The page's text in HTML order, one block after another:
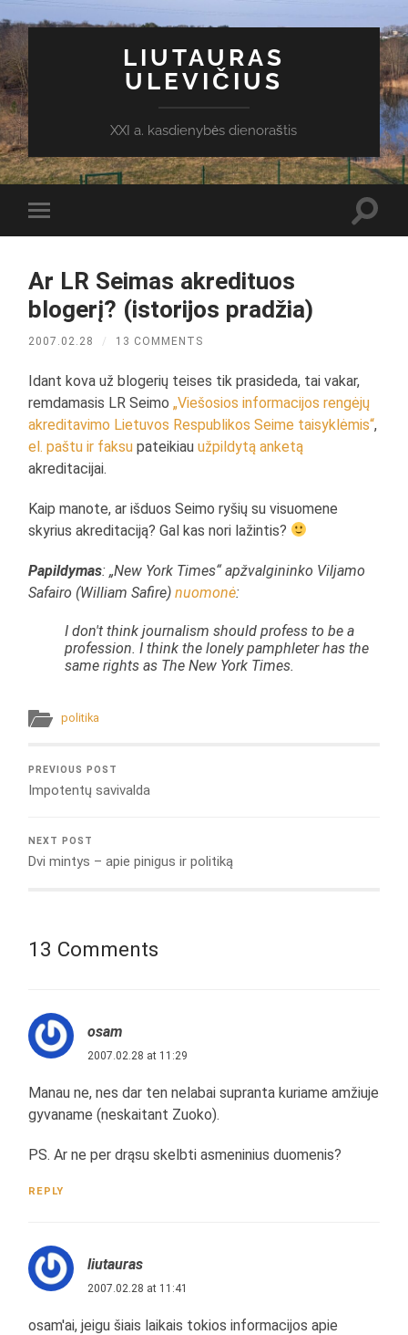
LIUTAURAS
ULEVIČIUS
XXI a. kasdienybės dienoraštis
Toggle
mobile
Ar LR Seimas akredituos
blogerį? (istorijos pradžia)
2007.02.28 / 13 COMMENTS
Idant kova už blogerių teises tik prasideda, tai vakar,
remdamasis LR Seimo„Viešosios informacijos rengėjų
akreditavimo Lietuvos Respublikos Seime taisyklėmis“,
el. paštu ir faksu pateikiauužpildytą anketą
akreditacijai.
Kaip manote, ar išduos Seimo ryšių su visuomene
skyrius akreditaciją? Gal kas nori lažintis?
Papildymas: „New York Times“ apžvalgininko Viljamo
Safairo (William Safire)nuomonė:
I don't think journalism should profess to be a
profession. I think the lonely pamphleter has the
same rights as The New York Times.
politika
PREVIOUS POST
Impotentų savivalda
NEXT POST
Dvi mintys – apie pinigus ir politiką
13 Comments
osam
2007.02.28 at 11:29
Manau ne, nes dar ten nelabai supranta kuriame amžiuje
gyvaname (neskaitant Zuoko).
PS. Ar ne per drąsu skelbti asmeninius duomenis?
REPLY
liutauras
2007.02.28 at 11:41
osam'ai, jeigu šiais laikais tokios informacijos apie